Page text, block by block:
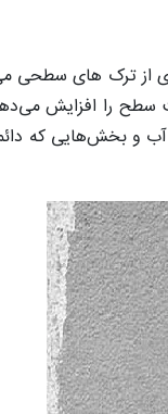
از ترک ‌های سطحی
سطح را افزایش
و بخش‌هایی که